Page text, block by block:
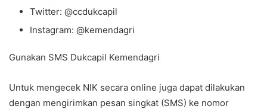
Twitter: @ccdukcapil
Instagram: @kemendagri
Gunakan SMS Dukcapil Kemendagri
Untuk mengecek NIK secara online juga dapat dilakukan
dengan mengirimkan pesan singkat (SMS) ke nomor